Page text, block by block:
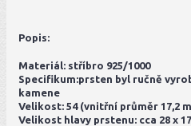
Popis:
Materiál: stříbro 925/1000
Specifikum:prsten byl ručně
kamene
Velikost: 54 (vnitřní průměr 17,2
Velikost hlavy prstenu: cca 28 x